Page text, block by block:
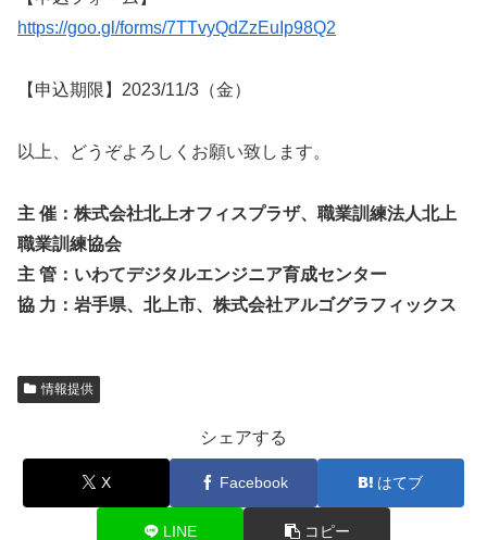
https://goo.gl/forms/7TTvyQdZzEuIp98Q2
【申込期限】2023/11/3（金）
以上、どうぞよろしくお願い致します。
主 催：株式会社北上オフィスプラザ、職業訓練法人北上
職業訓練協会
主 管：いわてデジタルエンジニア育成センター
協 力：岩手県、北上市、株式会社アルゴグラフィックス
情報提供
シェアする
X Facebook はてブ
LINE コピー